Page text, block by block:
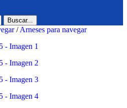
Buscar...
/ Arneses para navegar